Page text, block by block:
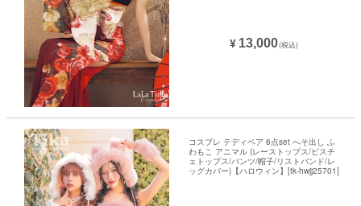
¥ 13,000(税込)
コスプレ テディベア 6点set へそ出し ふ
わもこ アニマル (レーストップス/ビスチ
ェトップス/パンツ/帽子/リストバンド/レ
ッグカバー)【ハロウィン】[tk-hwjj25701]